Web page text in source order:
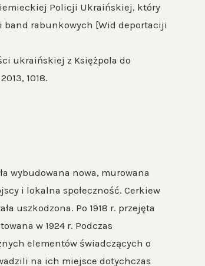
Policji Ukraińskiej, który
band rabunkowych [Wid deportaciji
ukraińskiej z Księżpola do
1018.
wybudowana nowa, murowana
i lokalna społeczność. Cerkiew
uszkodzona. Po 1918 r. przejęta
w 1924 r. Podczas
elementów świadczących o
na ich miejsce dotychczas